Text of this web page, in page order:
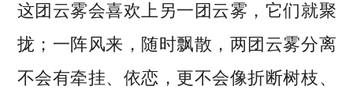
这团云雾会喜欢上另一团云雾，它们就聚
拢；一阵风来，随时飘散，两团云雾分离
不会有牵挂、依恋，更不会像折断树枝、